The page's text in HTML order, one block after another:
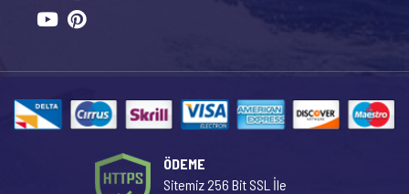
ÖDEME
Sitemiz 256 Bit SSL İle